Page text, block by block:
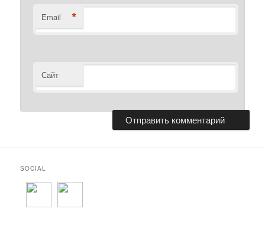
Email *
Сайт
SOCIAL